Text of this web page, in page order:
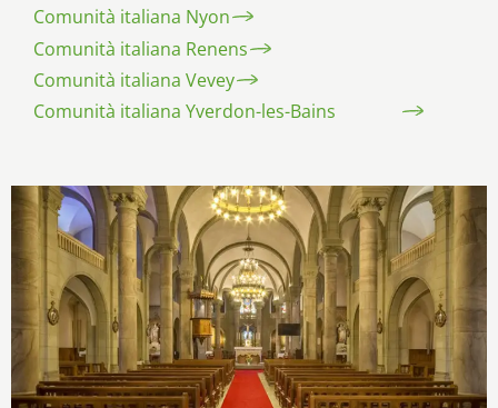
Comunità italiana Nyon
Comunità italiana Renens
Comunità italiana Vevey
Comunità italiana Yverdon-les-Bains